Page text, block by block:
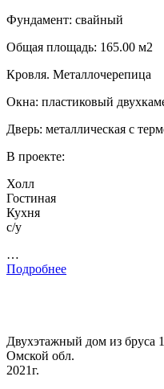
Фундамент: свайный
Общая площадь: 165.00 м2
Кровля. Металлочерепица
Окна: пластиковый
Дверь: металлическая с
В проекте:
Холл
Гостиная
Кухня
с/у
…
Подробнее
Двухэтажный дом из бруса
Омской обл.
2021г.